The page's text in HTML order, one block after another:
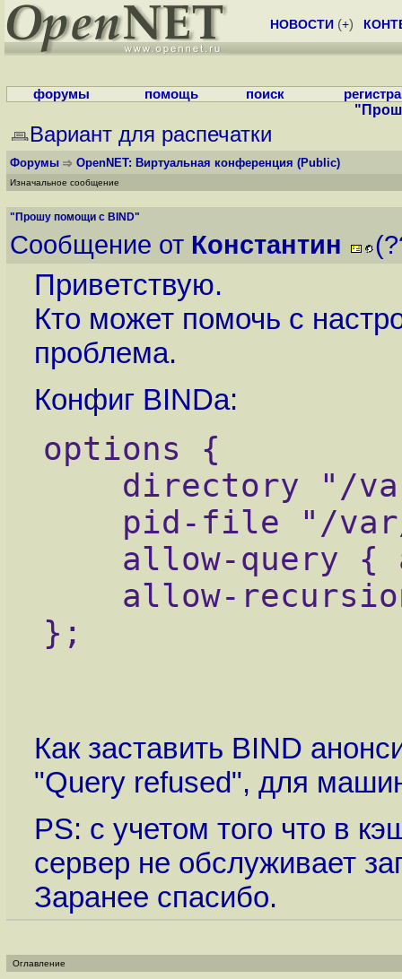
НОВОСТИ (+)
форумы помощь поиск
Вариант для распечатки
Форумы OpenNET: Виртуальная конференция (Public)
Изначальное сообщение
"Прошу помощи с BIND"
Сообщение от Константин
Приветствую.
Кто может помочь с
проблема.
Конфиг BINDа:
options {
directory "/
pid-file "/var/
allow-query {
allow-
};
Как заставить BIND
"Query refused", для
PS: с учетом того что в
сервер не обслуживает
Заранее спасибо.
Оглавление